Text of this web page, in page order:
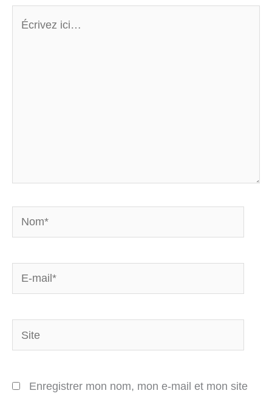
Nom*
E-
mail*
Site
Enregistrer mon nom, mon e-mail et mon site